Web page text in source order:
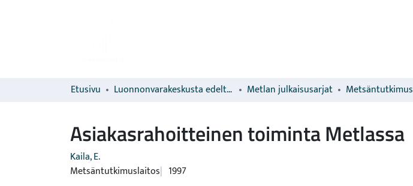
Etusivu Luonnonvarakeskusta edeltävien organisaatioiden sarjat Metlan julkaisusarjat Metsäntutkimus
Asiakasrahoitteinen toiminta Metlassa
Kaila, E.
Metsäntutkimuslaitos 1997